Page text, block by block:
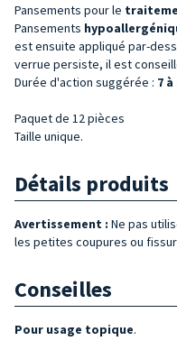
Pansements pour le
Pansements
est ensuite appliqué par-
verrue persiste, il est
Durée d'action suggérée : 7
Paquet de 12 pièces
Taille unique.
Détails produits
Avertissement : Ne pas
les petites coupures ou
Conseilles
Pour usage topique.